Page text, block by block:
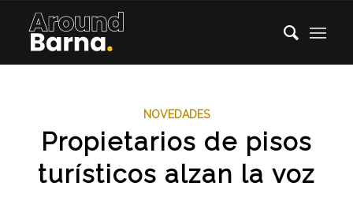
NOVEDADES
Propietarios de pisos
turísticos alzan la voz